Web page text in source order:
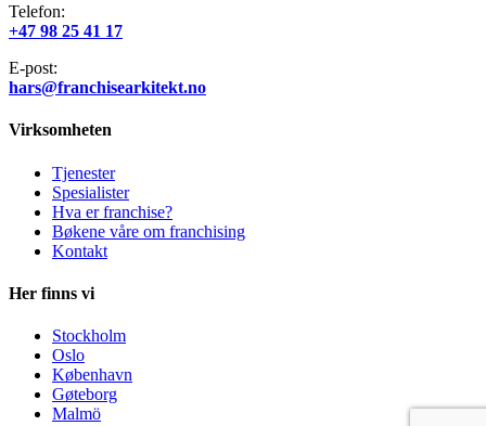
Telefon:
+47 98 25 41 17
E-post:
hars@franchisearkitekt.no
Virksomheten
Tjenester
Spesialister
Hva er franchise?
Bøkene våre om franchising
Kontakt
Her finns vi
Stockholm
Oslo
København
Gøteborg
Malmö